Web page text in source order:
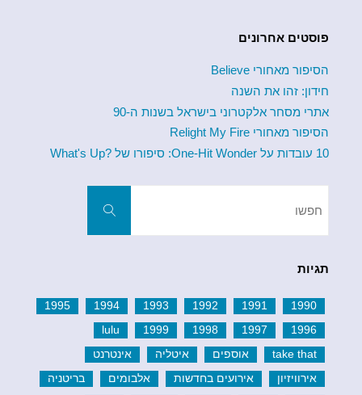
פוסטים אחרונים
הסיפור מאחורי Believe
חידון: זהו את השנה
אתרי מסחר אלקטרוני בישראל בשנות ה-90
הסיפור מאחורי Relight My Fire
10 עובדות על One-Hit Wonder: סיפורו של ?What's Up
חפשו
תגיות
1990
1991
1992
1993
1994
1995
1996
1997
1998
1999
lulu
take that
אוספים איטליה
אינטרנט
אירוויזיון
אירועים בחדשות אלבומים
בריטניה